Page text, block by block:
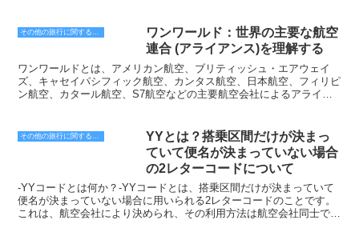
3.2.1で、2018年に発表されました。
PCIDSSは、カード情報を扱う企業や組
織が遵守すべきセキュリティ対策を規定
しています。具体的には、以下の12の要
件があります。1. ファイアウォールを構
築してネットワークを保護する2. セキュ
号化して保存する4. カード情報を安全に
廃棄する5. カード情報を取り扱う従業員
にセキュリティトレーニングを実施する
6. セキュリティポリシーを策定して遵守
する7. 定期的にセキュリティインシデン
トを監視する8. セキュリティインシデン
トが発生した場合、迅速に対処する9.
PCI DSS準拠状況を定期的に監査する10.
ょう。SNBLの回避策として、旅行先を予約する際には、その場所の
住所や電話番号を必ず確認しましょう。また、旅行先に関する情報を
提供しているウェブサイトやガイドブックを事前にチェックしておく
と、SNBLの回避に役立ちます。SNBLを回避することは、旅行を楽
しむためにはとても重要です。旅行先を誤って予約してしまうと、せ
っかくの旅行が台無しになってしまう可能性があります。旅行を計画
として、北海道の札幌市と、鹿児島県の鹿児島市を旅行先として間違
えて予約してしまったというケースがあります。この人は、札幌市に
あるホテルを予約したつもりでしたが、実際には鹿児島市にあるホテ
ルを予約してしまっていました。旅行当日になって、空港でチェック
インしようとした際に、旅行先の誤りに気づいたのです。この人は、
急遽、鹿児島市から札幌市への飛行機を予約し直す羽目になりまし
た。結果的に、旅行にかかった費用は大幅にアップしてしまいまし
た。このエピソードのように、SNBLを経験してしまうと、旅行が台
その他の旅行に関する用語
ワンワールド：世界の主要な航空
連合 (アライアンス)を理解する
ワンワールドとは、アメリカン航空、ブリティッシュ・エアウェイ
ズ、キャセイパシフィック航空、カンタス航空、日本航空、フィリピ
ン航空、カタール航空、S7航空などの主要航空会社によるアライア
地球を囲む青い帯で、その上に「oneworld」の文字が書かれていま
す。ワンワールドの目的は、加盟航空会社間の提携を強化し、乗客に
シームレスで快適な旅行を提供することです。ワンワールドに参加し
ている航空会社は、コードシェア便を運航しており、乗客は加盟航空
会社のすべての便に搭乗することができます。また、ワンワールドの
加盟航空会社は、マイレージの相互交換やラウンジの相互利用などの
特典を提供しています。ワンワールドは、世界最大の航空連合であ
り、加盟航空会社の数は、スターアライアンスやスカイチームを上回
YYとは？搭乗区間だけが決まっ
ていて便名が決まっていない場合
の2レターコードについて
-YYコードとは何か？-YYコードとは、搭乗区間だけが決まっていて
便名が決まっていない場合に用いられる2レターコードのことです。
これは、航空会社により決められ、その利用方法は航空会社同士で事